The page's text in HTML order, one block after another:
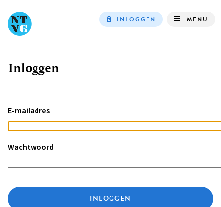
INLOGGEN MENU
Kruimelpad
Inloggen
E-mailadres
Wachtwoord
INLOGGEN